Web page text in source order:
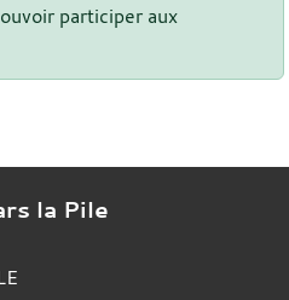
participer aux
la Pile